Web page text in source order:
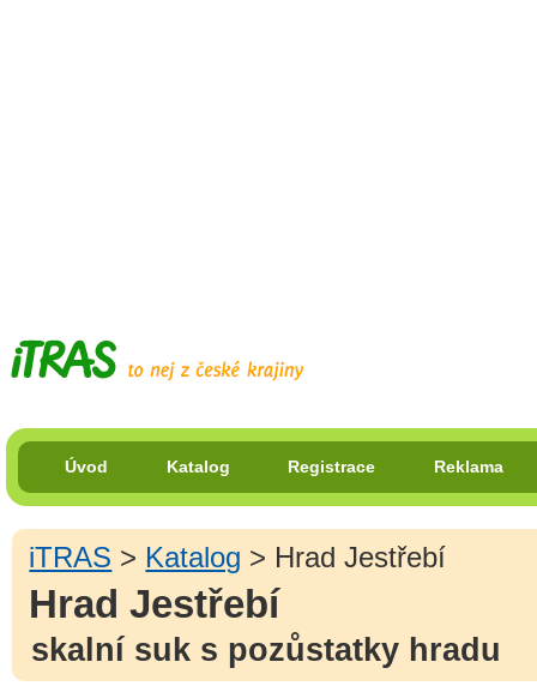
Úvod Katalog Registrace Reklama
iTRAS > Katalog > Hrad Jestřebí
Hrad Jestřebí
skalní suk s pozůstatky hradu